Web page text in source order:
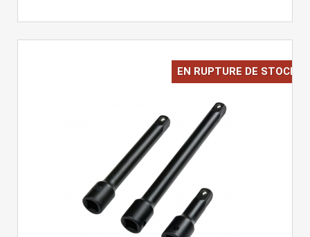
EN RUPTURE DE STOCK